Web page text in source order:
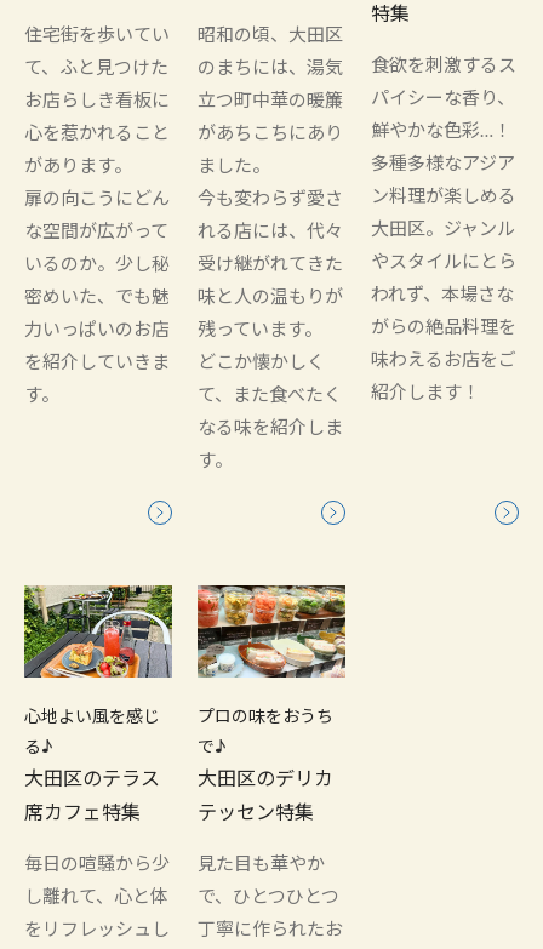
住宅街を歩いてい
て、ふと見つけた
お店らしき看板に
心を惹かれること
があります。
扉の向こうにどん
な空間が広がって
いるのか。少し秘
密めいた、でも魅
力いっぱいのお店
を紹介していきま
す。
昭和の頃、大田区
のまちには、湯気
立つ町中華の暖簾
があちこちにあり
ました。
今も変わらず愛さ
れる店には、代々
受け継がれてきた
味と人の温もりが
残っています。
どこか懐かしく
て、また食べたく
なる味を紹介しま
す。
特集
食欲を刺激するス
パイシーな香り、
鮮やかな色彩…！
多種多様なアジア
ン料理が楽しめる
大田区。ジャンル
やスタイルにとら
われず、本場さな
がらの絶品料理を
味わえるお店をご
紹介します！
心地よい風を感じ
る♪
大田区のテラス
席カフェ特集
毎日の喧騒から少
し離れて、心と体
をリフレッシュし
プロの味をおうち
で♪
大田区のデリカ
テッセン特集
見た目も華やか
で、ひとつひとつ
丁寧に作られたお